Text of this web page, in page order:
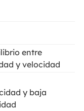
entre
y velocidad
y baja